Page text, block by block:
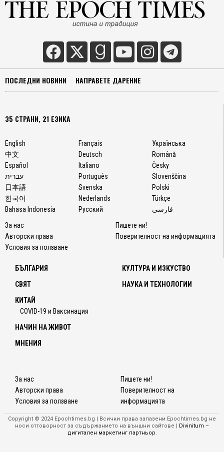
на
под
на
са
казва
ПОСЛЕДНИ НОВИНИ НАПРАВЕТЕ ДАРЕНИЕ
35 СТРАНИ, 21 ЕЗИКА
English
中文
Español
עברית
日本語
한국어
Bahasa Indonesia
Français
Deutsch
Italiano
Português
Svenska
Nederlands
Русский
Українська
Română
Česky
Slovenščina
Polski
Türkçe
فارسی
За нас
Авторски права
Условия за ползване
Пишете ни!
Поверителност на информацията
БЪЛГАРИЯ
СВЯТ
КИТАЙ
COVID-19 и Ваксинация
КУЛТУРА И ИЗКУСТВО
НАУКА И ТЕХНОЛОГИИ
НАЧИН НА ЖИВОТ
МНЕНИЯ
За нас
Авторски права
Условия за ползване
Пишете ни!
Поверителност на
информацията
Copyright © 2024 Epochtimes.bg | Всички права запазени Epochtimes.bg не
носи отговорност за съдържанието на външни сайтове | Divinitum –
дигитален маркетинг партньор.